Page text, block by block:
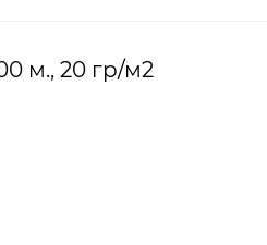
м., 20 гр/м2